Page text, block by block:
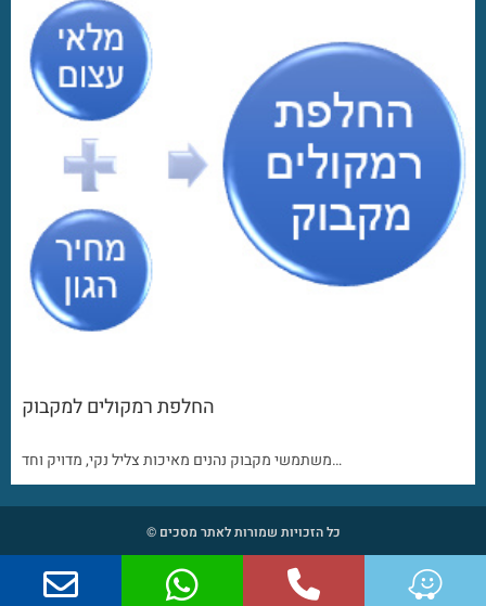
החלפת רמקולים למקבוק
משתמשי מקבוק נהנים מאיכות צליל נקי, מדויק וחד…
כל הזכויות שמורות לאתר מסכים ©